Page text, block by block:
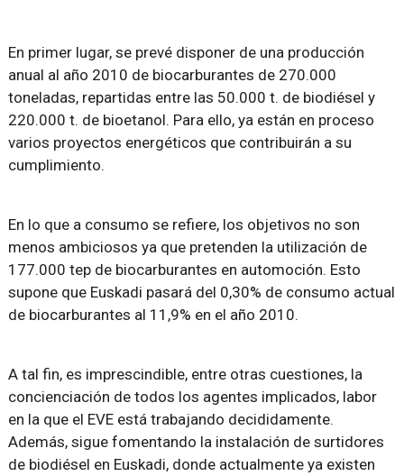
En primer lugar, se prevé disponer de una producción
anual al año 2010 de biocarburantes de 270.000
toneladas, repartidas entre las 50.000 t. de biodiésel y
220.000 t. de bioetanol. Para ello, ya están en proceso
varios proyectos energéticos que contribuirán a su
cumplimiento.
En lo que a consumo se refiere, los objetivos no son
menos ambiciosos ya que pretenden la utilización de
177.000 tep de biocarburantes en automoción. Esto
supone que Euskadi pasará del 0,30% de consumo actual
de biocarburantes al 11,9% en el año 2010.
A tal fin, es imprescindible, entre otras cuestiones, la
concienciación de todos los agentes implicados, labor
en la que el EVE está trabajando decididamente.
Además, sigue fomentando la instalación de surtidores
de biodiésel en Euskadi, donde actualmente ya existen